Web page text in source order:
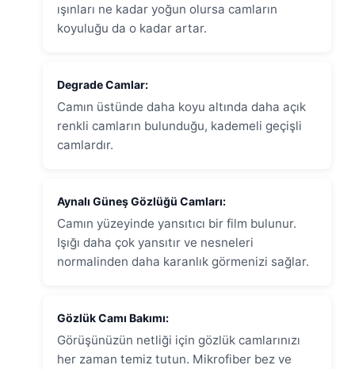
ışınları ne kadar yoğun olursa camların
koyuluğu da o kadar artar.
Degrade Camlar:
Camın üstünde daha koyu altında daha açık
renkli camların bulunduğu, kademeli geçişli
camlardır.
Aynalı Güneş Gözlüğü Camları:
Camın yüzeyinde yansıtıcı bir film bulunur.
Işığı daha çok yansıtır ve nesneleri
normalinden daha karanlık görmenizi sağlar.
Gözlük Camı Bakımı:
Görüşünüzün netliği için gözlük camlarınızı
her zaman temiz tutun. Mikrofiber bez ve